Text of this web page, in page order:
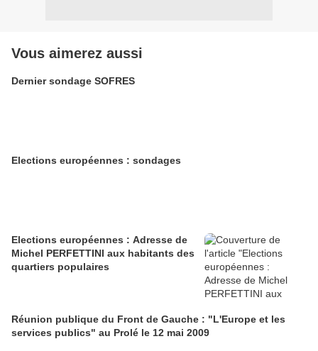
Vous aimerez aussi
Dernier sondage SOFRES
Elections européennes : sondages
Elections européennes : Adresse de
Michel PERFETTINI aux habitants des
quartiers populaires
Réunion publique du Front de Gauche : "L'Europe et les
services publics" au Prolé le 12 mai 2009